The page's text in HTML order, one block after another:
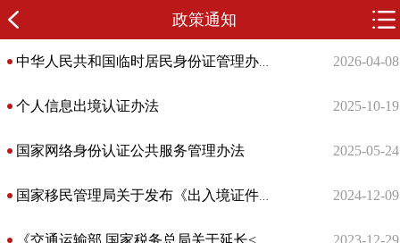
政策通知
2026-04-08
个人信息出境认证办法 2025-10-19
国家网络身份认证公共服务管理办法 2025-05-24
2024-12-09
2023-12-29